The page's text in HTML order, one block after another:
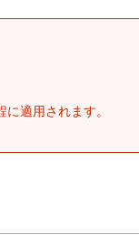
適用されます。